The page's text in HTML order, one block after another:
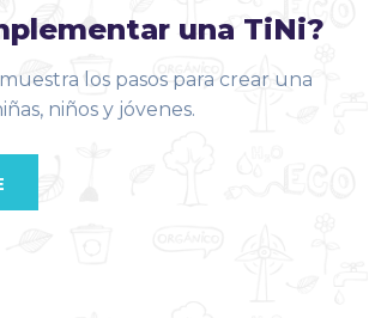
una TiNi?
los pasos para crear una
niños y jóvenes.